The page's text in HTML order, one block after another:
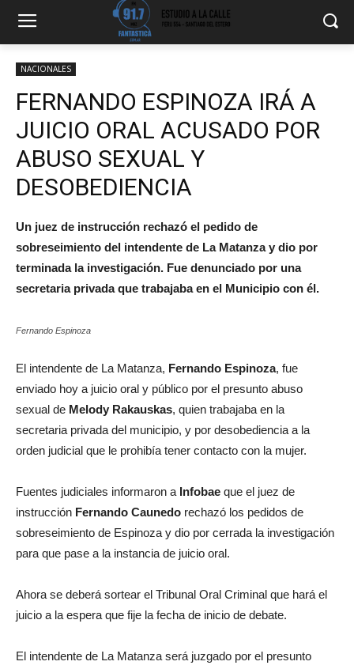
NACIONALES
FERNANDO ESPINOZA IRÁ A
JUICIO ORAL ACUSADO POR
ABUSO SEXUAL Y
DESOBEDIENCIA
Un juez de instrucción rechazó el pedido de
sobreseimiento del intendente de La Matanza y dio por
terminada la investigación. Fue denunciado por una
secretaria privada que trabajaba en el Municipio con él.
Fernando Espinoza
El intendente de La Matanza, Fernando Espinoza, fue
enviado hoy a juicio oral y público por el presunto abuso
sexual de Melody Rakauskas, quien trabajaba en la
secretaria privada del municipio, y por desobediencia a la
orden judicial que le prohibía tener contacto con la mujer.
Fuentes judiciales informaron a Infobae que el juez de
instrucción Fernando Caunedo rechazó los pedidos de
sobreseimiento de Espinoza y dio por cerrada la investigación
para que pase a la instancia de juicio oral.
Ahora se deberá sortear el Tribunal Oral Criminal que hará el
juicio a la espera que fije la fecha de inicio de debate.
El intendente de La Matanza será juzgado por el presunto